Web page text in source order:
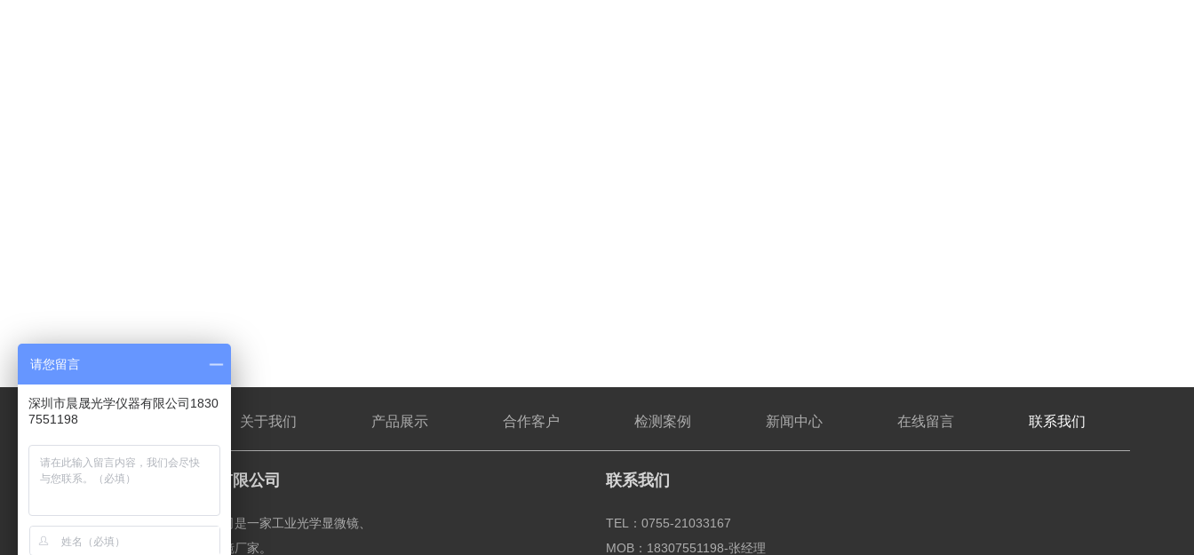
关于我们 产品展示 合作客户 检测案例 新闻中心 在线留言 联系我们
深圳市晨晟光学仪器有限公司
深圳市晨晟光学仪器有限公司是一家工业光学显微镜、
各类光学元件及部件的显微镜厂家。
联系我们
TEL：0755-21033167
MOB：18307551198-张经理
请您留言
深圳市晨晟光学仪器有限公司1830
7551198